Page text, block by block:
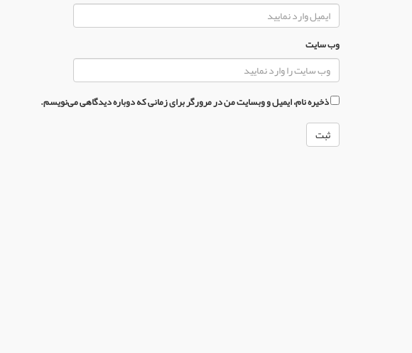
وب سایت
ذخیره نام، ایمیل و وبسایت من در مرورگر برای زمانی که دوباره دیدگاهی می‌نویسم.